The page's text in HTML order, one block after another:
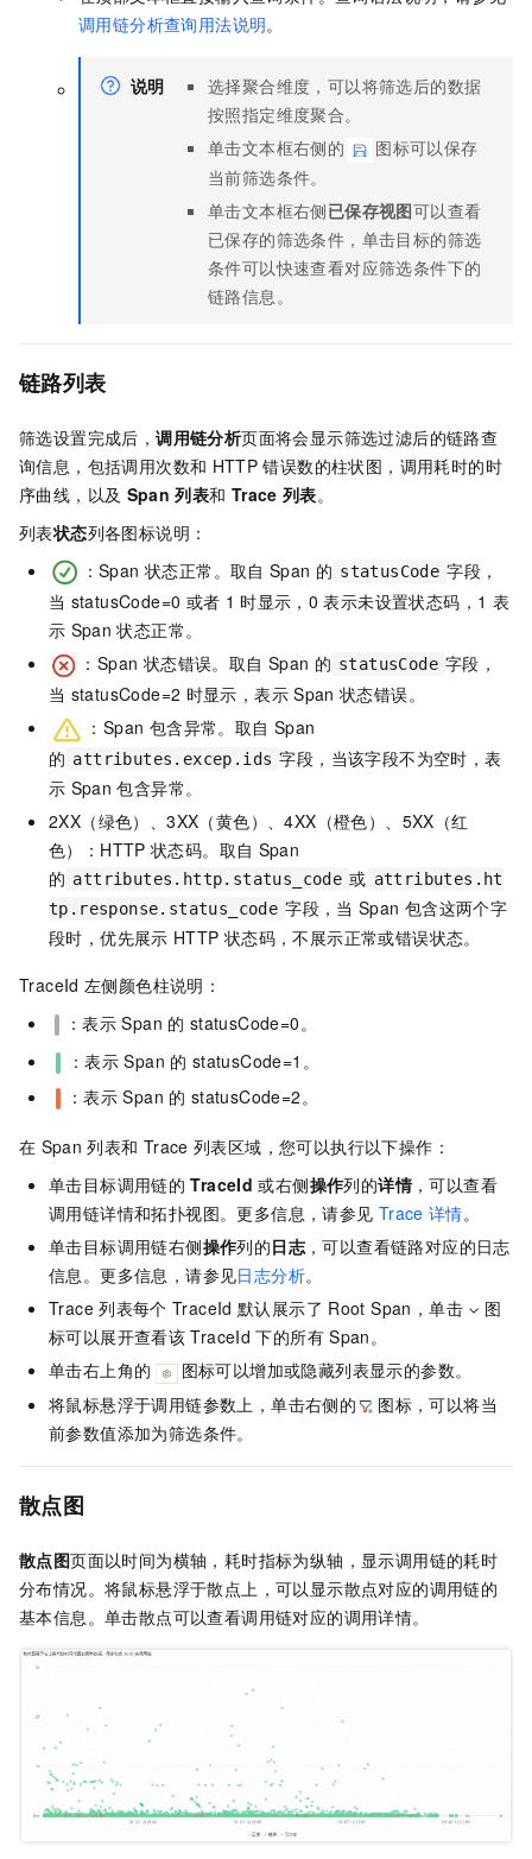
调用链分析查询用法说明。
说明
选择聚合维度，可以将筛选后的数据
按照指定维度聚合。
单击文本框右侧的
图标可以保存
当前筛选条件。
单击文本框右侧已保存视图可以查看
已保存的筛选条件，单击目标的筛选
条件可以快速查看对应筛选条件下的
链路信息。
链路列表
筛选设置完成后，调用链分析页面将会显示筛选过滤后的链路查
询信息，包括调用次数和 HTTP 错误数的柱状图，调用耗时的时
序曲线，以及 Span 列表和 Trace 列表。
列表状态列各图标说明：
：Span 状态正常。取自 Span 的 statusCode 字段，
当 statusCode=0 或者 1 时显示，0 表示未设置状态码，1 表
示 Span 状态正常。
：Span 状态错误。取自 Span 的 statusCode 字段，
当 statusCode=2 时显示，表示 Span 状态错误。
：Span 包含异常。取自 Span
的 attributes.excep.ids 字段，当该字段不为空时，表
示 Span 包含异常。
2XX（绿色）、3XX（黄色）、4XX（橙色）、5XX（红
色）：HTTP 状态码。取自 Span
的 attributes.http.status_code 或 attributes.ht
tp.response.status_code 字段，当 Span 包含这两个字
段时，优先展示 HTTP 状态码，不展示正常或错误状态。
TraceId 左侧颜色柱说明：
：表示 Span 的 statusCode=0。
：表示 Span 的 statusCode=1。
：表示 Span 的 statusCode=2。
在 Span 列表和 Trace 列表区域，您可以执行以下操作：
单击目标调用链的 TraceId 或右侧操作列的详情，可以查看
调用链详情和拓扑视图。更多信息，请参见 Trace 详情。
单击目标调用链右侧操作列的日志，可以查看链路对应的日志
信息。更多信息，请参见日志分析。
Trace 列表每个 TraceId 默认展示了 Root Span，单击
图
标可以展开查看该 TraceId 下的所有 Span。
单击右上角的
图标可以增加或隐藏列表显示的参数。
将鼠标悬浮于调用链参数上，单击右侧的
图标，可以将当
前参数值添加为筛选条件。
散点图
散点图页面以时间为横轴，耗时指标为纵轴，显示调用链的耗时
分布情况。将鼠标悬浮于散点上，可以显示散点对应的调用链的
基本信息。单击散点可以查看调用链对应的调用详情。